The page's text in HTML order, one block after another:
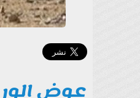
عوض الور